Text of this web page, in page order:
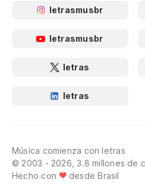
letrasmusbr
letrasmusbr
letras
letras
Música comienza con letras
© 2003 - 2026, 3.8 millones de
Hecho con
desde Brasil